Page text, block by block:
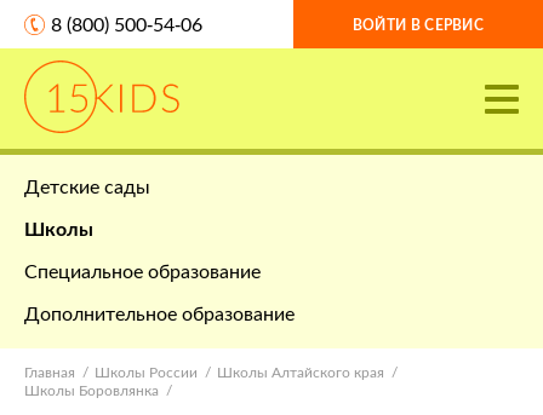
8 (800) 500-54-06 ВОЙТИ В СЕРВИС
Детские сады
Школы
Специальное образование
Дополнительное образование
Главная Школы России
Школы Алтайского края
Школы Боровлянка